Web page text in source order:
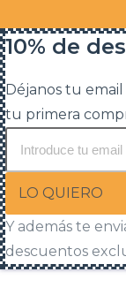
10% de
Déjanos tu email
tu primera
LO QUIERO
Y además te
descuentos